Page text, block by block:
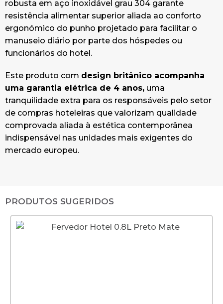
robusta em aço inoxidável grau 304 garante
resistência alimentar superior aliada ao conforto
ergonómico do punho projetado para facilitar o
manuseio diário por parte dos hóspedes ou
funcionários do hotel.
Este produto com design britânico acompanha
uma garantia elétrica de 4 anos, uma
tranquilidade extra para os responsáveis pelo setor
de compras hoteleiras que valorizam qualidade
comprovada aliada à estética contemporânea
indispensável nas unidades mais exigentes do
mercado europeu.
PRODUTOS SUGERIDOS